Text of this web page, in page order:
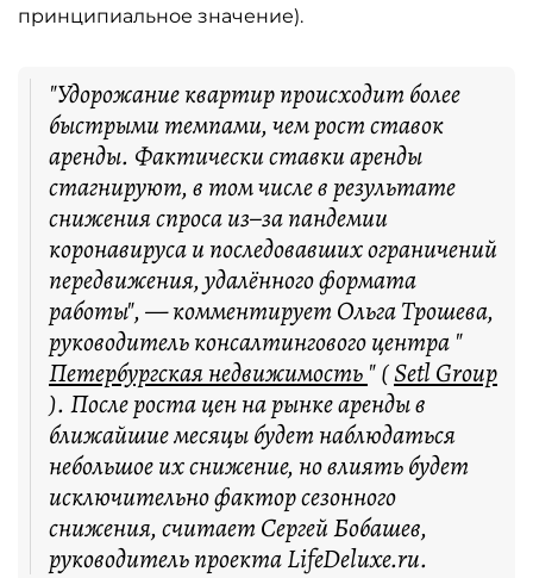
принципиальное значение).
"Удорожание квартир происходит более
быстрыми темпами, чем рост ставок
аренды. Фактически ставки аренды
стагнируют, в том числе в результате
снижения спроса из–за пандемии
коронавируса и последовавших ограничений
передвижения, удалённого формата
работы", — комментирует Ольга Трошева,
руководитель консалтингового центра "
Петербургская недвижимость " (Setl Group
). После роста цен на рынке аренды в
ближайшие месяцы будет наблюдаться
небольшое их снижение, но влиять будет
исключительно фактор сезонного
снижения, считает Сергей Бобашев,
руководитель проекта LifeDeluxe.ru.